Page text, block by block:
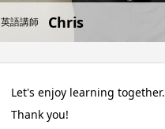
英語講師 Chris
Let's enjoy learning together.
Thank you!